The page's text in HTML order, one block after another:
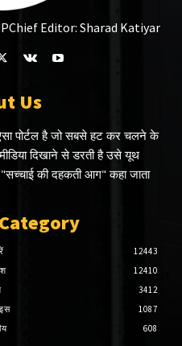
Chief Editor: Sharad Katiyar
Us
ऐसा पोर्टल है जो सबसे हट कर चलने के
दिखाने से डरती है उसे यूथ
की दहकती आग" कहा जाता
12443
12410
3412
1087
608